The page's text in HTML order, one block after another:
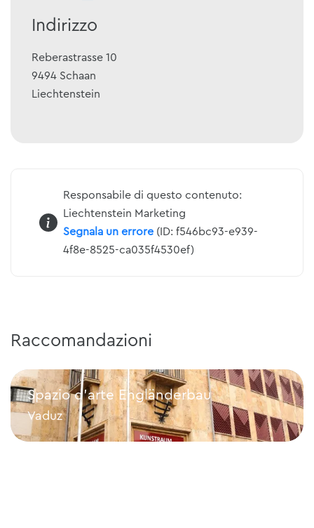
Indirizzo
Reberastrasse 10
9494 Schaan
Liechtenstein
Responsabile di questo contenuto:
Liechtenstein Marketing
Segnala un errore(ID: f546bc93-e939-
4f8e-8525-ca035f4530ef)
Raccomandazioni
Spazio d’arte Engländerbau
Vaduz
Spazio d’arte Engländerbau